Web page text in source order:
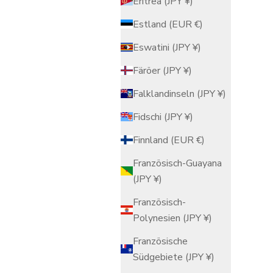
Estland (EUR €)
Eswatini (JPY ¥)
Färöer (JPY ¥)
Falklandinseln (JPY ¥)
Fidschi (JPY ¥)
Finnland (EUR €)
Französisch-Guayana
(JPY ¥)
Französisch-
Polynesien (JPY ¥)
Französische
Südgebiete (JPY ¥)
Angebot
ab $101.00 USD
Rot
Weiß